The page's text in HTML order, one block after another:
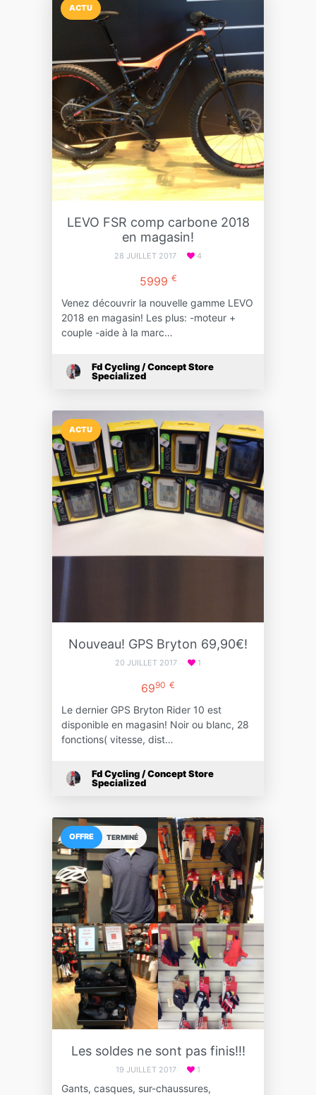
ACTU
LEVO FSR comp carbone 2018
en magasin!
28 JUILLET 2017 4
5999 €
Venez découvrir la nouvelle gamme LEVO
2018 en magasin! Les plus: -moteur +
couple -aide à la marc…
Fd Cycling / Concept Store
Specialized
ACTU
Nouveau! GPS Bryton 69,90€!
20 JUILLET 2017 1
6990 €
Le dernier GPS Bryton Rider 10 est
disponible en magasin! Noir ou blanc, 28
fonctions( vitesse, dist…
Fd Cycling / Concept Store
Specialized
TERMINÉ
OFFRE
Les soldes ne sont pas finis!!!
19 JUILLET 2017 1
Gants, casques, sur-chaussures,